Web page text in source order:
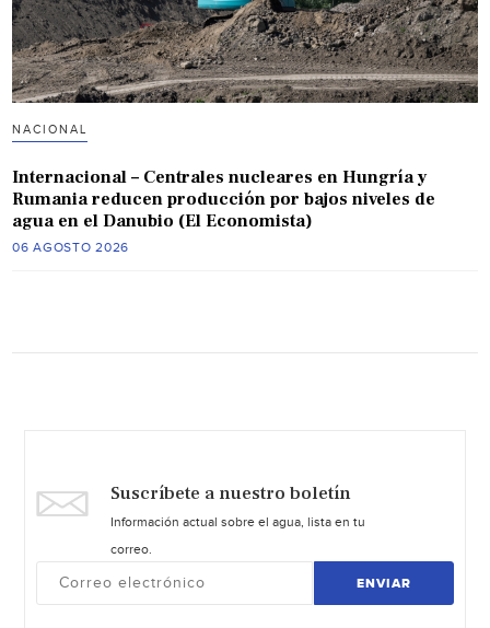
NACIONAL
Internacional – Centrales nucleares en Hungría y
Rumania reducen producción por bajos niveles de
agua en el Danubio (El Economista)
06 AGOSTO 2026
Suscríbete a nuestro boletín
Información actual sobre el agua, lista en tu
correo.
ENVIAR